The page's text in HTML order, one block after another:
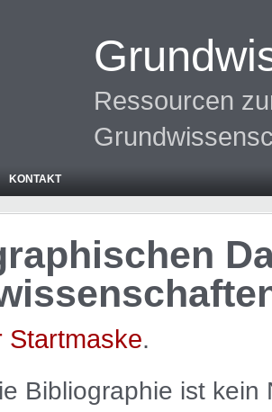
Ressourcen
KONTAKT
Startmaske.
Bibliographie ist kein